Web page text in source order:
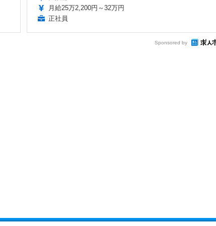
月給25万2,200円～32万円
正社員
Sponsored by